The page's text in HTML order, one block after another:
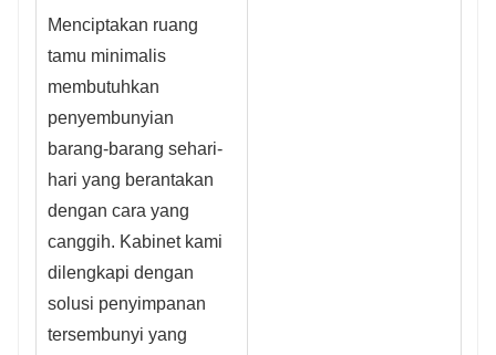
Menciptakan ruang
tamu minimalis
membutuhkan
penyembunyian
barang-barang sehari-
hari yang berantakan
dengan cara yang
canggih. Kabinet kami
dilengkapi dengan
solusi penyimpanan
tersembunyi yang